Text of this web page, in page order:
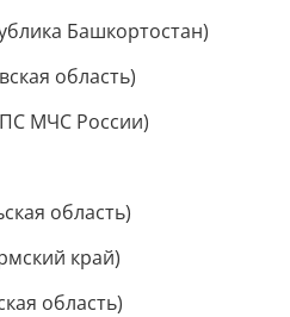
Башкортостан)
область)
МЧС России)
область)
край)
область)